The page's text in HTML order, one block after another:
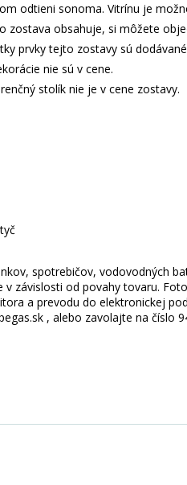
odtieni sonoma. Vitrínu je
zostava obsahuje, si môžete
prvky tejto zostavy sú
nie sú v cene.
stolík nie je v cene zostavy.
spotrebičov, vodovodných
závislosti od povahy tovaru.
a prevodu do elektronickej
, alebo zavolajte na číslo